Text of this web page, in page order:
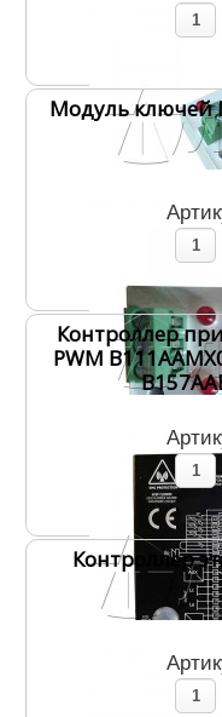
Модуль ключей
Контроллер
PWM
Контроллер